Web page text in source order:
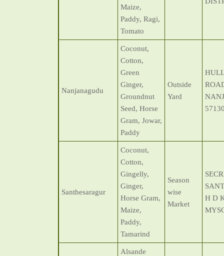
Maize,
Paddy, Ragi,
Tomato
Nanjanagudu
Coconut,
Cotton,
Green
Ginger,
Groundnut
Seed, Horse
Gram, Jowar,
Paddy
Outside
Yard
Santhesaragur
Coconut,
Cotton,
Gingelly,
Ginger,
Horse Gram,
Maize,
Paddy,
Tamarind
Season
wise
Market
H D
Alsande